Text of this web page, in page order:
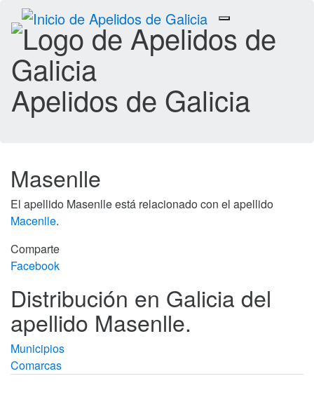
Toggle
navigation
Apelidos de Galicia
Masenlle
El apellido Masenlle está relacionado con el apellido
Macenlle.
Comparte
Facebook
Distribución en Galicia del
apellido Masenlle.
Municipios
Comarcas